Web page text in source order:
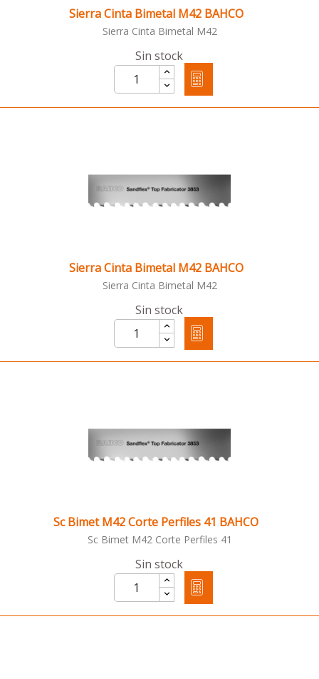
Sierra Cinta Bimetal M42 BAHCO
Sierra Cinta Bimetal M42
Sin stock
Sierra Cinta Bimetal M42 BAHCO
Sierra Cinta Bimetal M42
Sin stock
Sc Bimet M42 Corte Perfiles 41 BAHCO
Sc Bimet M42 Corte Perfiles 41
Sin stock